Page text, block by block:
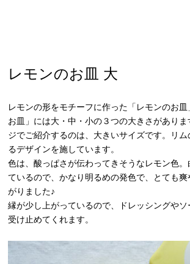
レモンのお皿 大
レモンの形をモチーフに作った「レモンのお
お皿」には大・中・小の３つの大きさがあり
ジでご紹介するのは、大きいサイズです。リ
るデザインを施しています。
色は、酸っぱさが伝わってきそうなレモン色
ているので、かなり明るめの発色で、とても
がりました♪
縁が少し上がっているので、ドレッシングや
受け止めてくれます。